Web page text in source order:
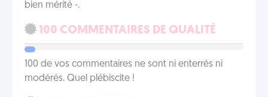
bien mérité -.
100 COMMENTAIRES DE QUALITÉ
100 de vos commentaires ne sont ni enterrés ni
modérés. Quel plébiscite !